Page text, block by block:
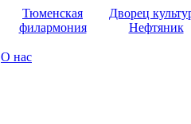
Тюменская
филармония
Дворец
Нефтяник
О нас